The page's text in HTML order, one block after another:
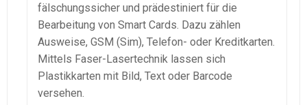
fälschungssicher und prädestiniert für die
Bearbeitung von Smart Cards. Dazu zählen
Ausweise, GSM (Sim), Telefon- oder Kreditkarten.
Mittels Faser-Lasertechnik lassen sich
Plastikkarten mit Bild, Text oder Barcode
versehen.